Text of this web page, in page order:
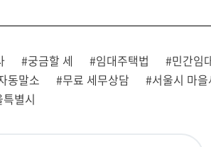
#궁금할 세 #임대주택법
#민간임
동말소 #무료 세무상담 #서울시 마
별시